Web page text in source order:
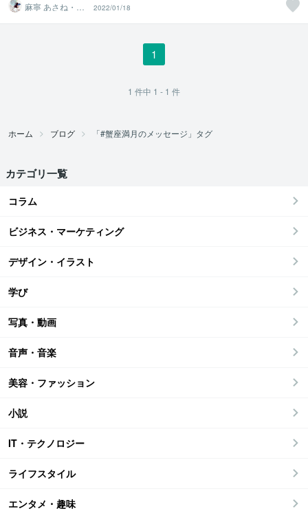
麻寧 あさね・カ
ードで癒しと内
観サポート
2022/01/18
1
1 件中 1 - 1 件
ホーム ブログ 「#蟹座満月のメッセージ」タグ
カテゴリ一覧
コラム
ビジネス・マーケティング
デザイン・イラスト
学び
写真・動画
音声・音楽
美容・ファッション
小説
IT・テクノロジー
ライフスタイル
エンタメ・趣味